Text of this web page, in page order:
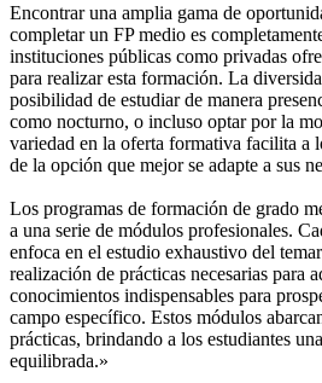
Encontrar una amplia gama de
completar un FP medio es
instituciones públicas como privadas
para realizar esta formación. La
posibilidad de estudiar de manera
como nocturno, o incluso optar por la
variedad en la oferta formativa facilita a
de la opción que mejor se adapte a sus
Los programas de formación de grado
a una serie de módulos profesionales.
enfoca en el estudio exhaustivo del
realización de prácticas necesarias para
conocimientos indispensables para
campo específico. Estos módulos
prácticas, brindando a los estudiantes
equilibrada.»